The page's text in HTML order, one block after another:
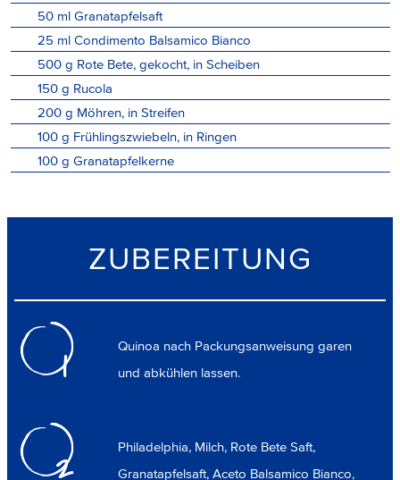
ZUBEREITUNG
1
Quinoa nach Packungsanweisung garen
und abkühlen lassen.
2
Philadelphia, Milch, Rote Bete Saft,
Granatapfelsaft, Aceto Balsamico Bianco,
50 ml Granatapfelsaft
25 ml Condimento Balsamico Bianco
500 g Rote Bete, gekocht, in Scheiben
150 g Rucola
200 g Möhren, in Streifen
100 g Frühlingszwiebeln, in Ringen
100 g Granatapfelkerne